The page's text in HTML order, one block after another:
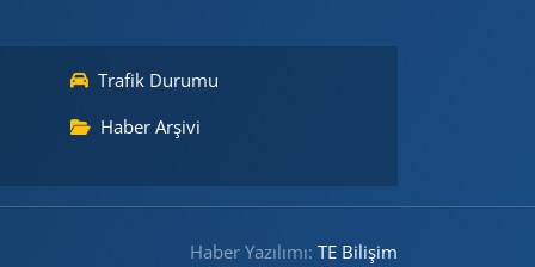
Trafik Durumu
Haber Arşivi
Haber Yazılımı:TE Bilişim